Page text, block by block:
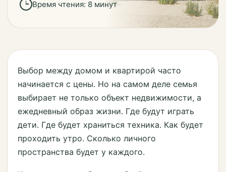
Время чтения: 8 минут
Выбор между домом и квартирой часто
начинается с цены. Но на самом деле семья
выбирает не только объект недвижимости, а
ежедневный образ жизни. Где будут играть
дети. Где будет храниться техника. Как будет
проходить утро. Сколько личного
пространства будет у каждого.